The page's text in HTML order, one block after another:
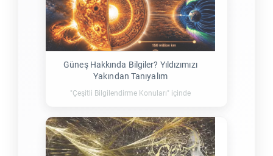
Güneş Hakkında Bilgiler? Yıldızımızı
Yakından Tanıyalım
"Çeşitli Bilgilendirme Konuları" içinde